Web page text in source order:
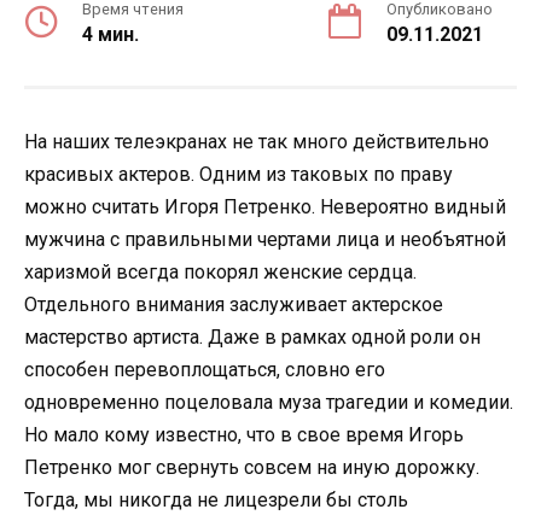
Время чтения
4 мин.
Опубликовано
09.11.2021
На наших телеэкранах не так много действительно
красивых актеров. Одним из таковых по праву
можно считать Игоря Петренко. Невероятно видный
мужчина с правильными чертами лица и необъятной
харизмой всегда покорял женские сердца.
Отдельного внимания заслуживает актерское
мастерство артиста. Даже в рамках одной роли он
способен перевоплощаться, словно его
одновременно поцеловала муза трагедии и комедии.
Но мало кому известно, что в свое время Игорь
Петренко мог свернуть совсем на иную дорожку.
Тогда, мы никогда не лицезрели бы столь